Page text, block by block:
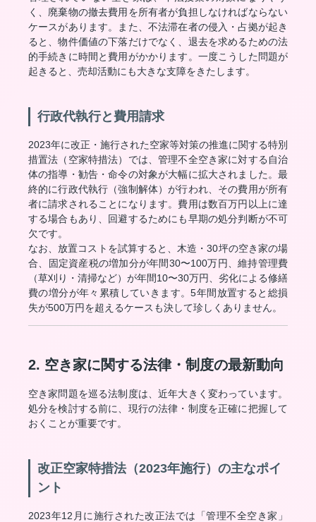
く、廃棄物の撤去費用を所有者が負担しなければならない
ケースがあります。また、不法滞在者の侵入・占拠が起き
ると、物件価値の下落だけでなく、退去を求めるための法
的手続きに時間と費用がかかります。一度こうした問題が
起きると、売却活動にも大きな支障をきたします。
行政代執行と費用請求
2023年に改正・施行された空家等対策の推進に関する特別
措置法（空家特措法）では、管理不全空き家に対する自治
体の指導・勧告・命令の対象が大幅に拡大されました。最
終的に行政代執行（強制解体）が行われ、その費用が所有
者に請求されることになります。費用は数百万円以上に達
する場合もあり、回避するためにも早期の処分判断が不可
欠です。
なお、放置コストを試算すると、木造・30坪の空き家の場
合、固定資産税の増加分が年間30〜100万円、維持管理費
（草刈り・清掃など）が年間10〜30万円、劣化による修繕
費の増分が年々累積していきます。5年間放置すると総損
失が500万円を超えるケースも決して珍しくありません。
2. 空き家に関する法律・制度の最新動向
空き家問題を巡る法制度は、近年大きく変わっています。
処分を検討する前に、現行の法律・制度を正確に把握して
おくことが重要です。
改正空家特措法（2023年施行）の主なポイ
ント
2023年12月に施行された改正法では「管理不全空き家」